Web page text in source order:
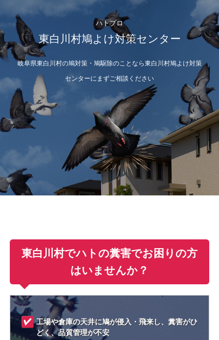
ハトプロ
東白川村鳩よけ対策センター
岐阜県東白川村の鳩対策・鳩駆除のことなら東白川村鳩よけ対策
センターにまずご相談ください
東白川村でハトの糞害でお困りの方
はいませんか？
工場や倉庫の天井に鳩が侵入・飛来し、糞害がひ
どく、品質管理が不安